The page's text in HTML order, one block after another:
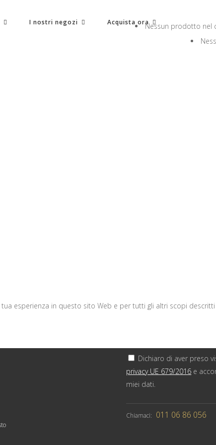
I nostri negozi Acquista oraNessun prodotto nel
esperienza in questo sito Web e per tutti gli altri scopi
Dichiaro di aver preso
privacy UE 679/2016 e
miei dati.
Chiamaci: 011 06 86 056